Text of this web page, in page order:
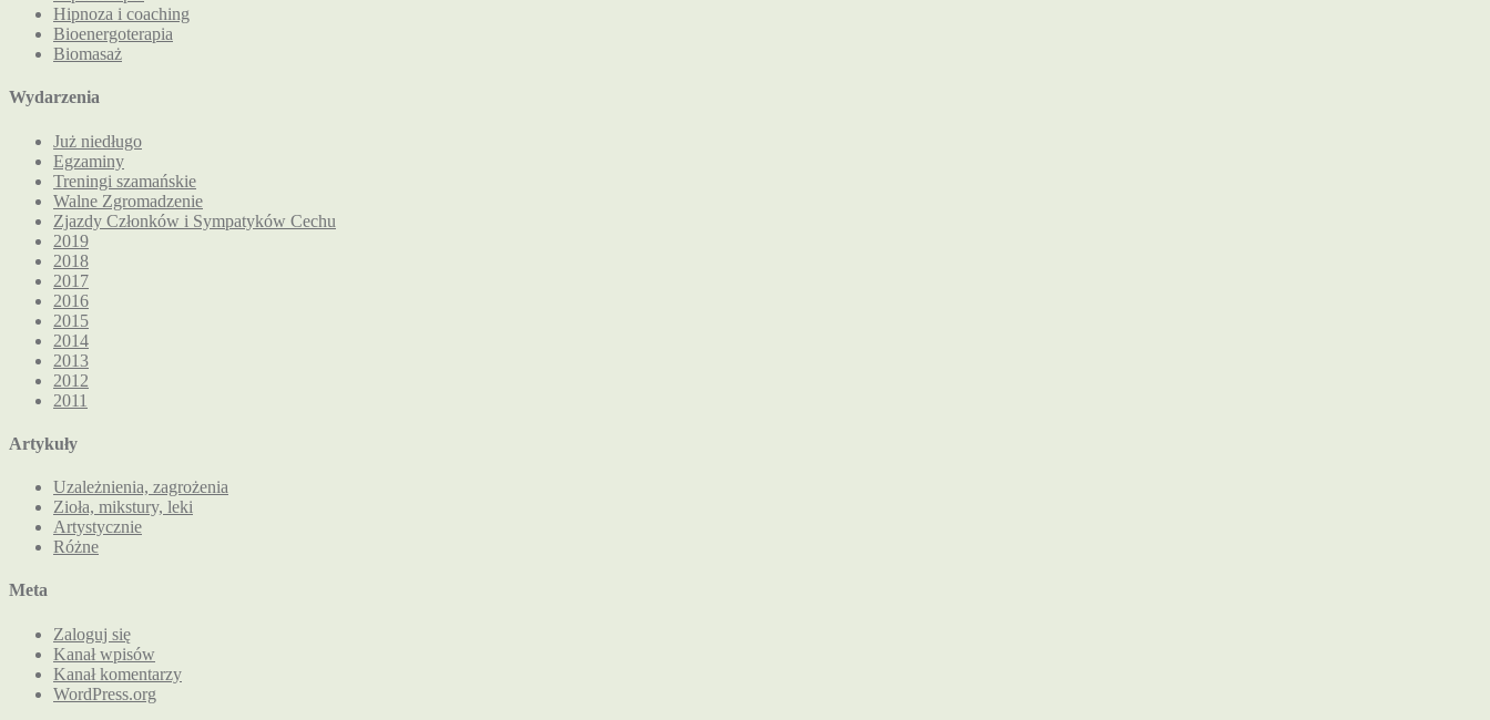
Hipnoza i coaching
Bioenergoterapia
Biomasaż
Wydarzenia
Już niedługo
Egzaminy
Treningi szamańskie
Walne Zgromadzenie
Zjazdy Członków i Sympatyków Cechu
2019
2018
2017
2016
2015
2014
2013
2012
2011
Artykuły
Uzależnienia, zagrożenia
Zioła, mikstury, leki
Artystycznie
Różne
Meta
Zaloguj się
Kanał wpisów
Kanał komentarzy
WordPress.org